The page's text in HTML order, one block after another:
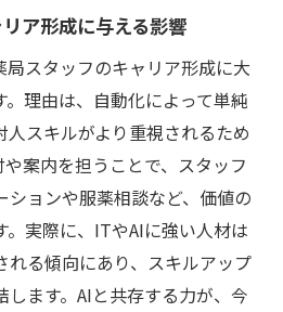
ア形成に与える影響
スタッフのキャリア形成に大
理由は、自動化によって単純
スキルがより重視されるため
案内を担うことで、スタッフ
ションや服薬相談など、価値の
実際に、ITやAIに強い人材は
れる傾向にあり、スキルアップ
ます。AIと共存する力が、今